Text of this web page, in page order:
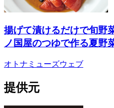
揚げて漬けるだけで旬野
ノ国屋のつゆで作る夏野
オトナミューズウェブ
提供元